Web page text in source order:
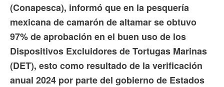
(Conapesca), informó que en la pesquería
mexicana de camarón de altamar se obtuvo
97% de aprobación en el buen uso de los
Dispositivos Excluidores de Tortugas Marinas
(DET), esto como resultado de la verificación
anual 2024 por parte del gobierno de Estados